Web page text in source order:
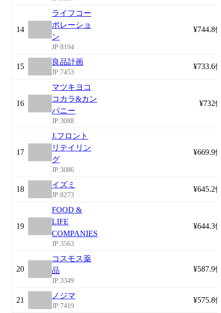
14
ライフコー
ポレーショ
ン
JP:8194
¥744.8
15
良品計画
JP:7453
¥733.6
16
マツキヨコ
コカラ&カン
パニー
JP:3088
¥732
17
J.フロント
リテイリン
グ
JP:3086
¥669.9
18
イズミ
JP:8273
¥645.2
19
FOOD &
LIFE
COMPANIES
JP:3563
¥644.3
20
コスモス薬
品
JP:3349
¥587.9
21
ノジマ
JP:7419
¥575.8